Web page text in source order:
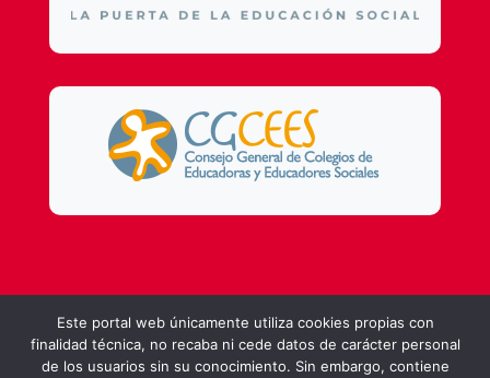
Este portal web únicamente utiliza cookies propias con
finalidad técnica, no recaba ni cede datos de carácter personal
de los usuarios sin su conocimiento. Sin embargo, contiene